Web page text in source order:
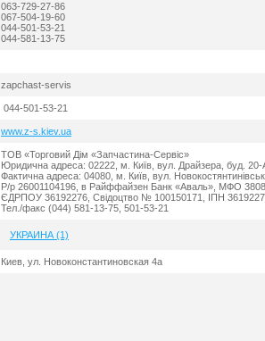
063-729-27-86
067-504-19-60
044-501-53-21
044-581-13-75
zapchast-servis
044-501-53-21
www.z-s.kiev.ua
ТОВ «Торговий Дім «Запчастина-Сервіс»
Юридична адреса: 02222, м. Київ, вул. Драйзера, буд. 20-
Фактична адреса: 04080, м. Київ, вул.
Р/р 26001104196, в Райффайзен Банк «Аваль», МФО
ЄДРПОУ 36192276, Свідоцтво № 100150171, ІПН
Тел./факс (044) 581-13-75, 501-53-21
УКРАИНА (1)
Киев, ул. Новоконстантиновская 4а